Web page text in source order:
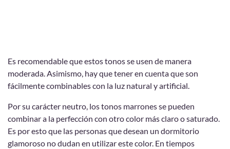
Es recomendable que estos tonos se usen de manera
moderada. Asimismo, hay que tener en cuenta que son
fácilmente combinables con la luz natural y artificial.
Por su carácter neutro, los tonos marrones se pueden
combinar a la perfección con otro color más claro o saturado.
Es por esto que las personas que desean un dormitorio
glamoroso no dudan en utilizar este color. En tiempos